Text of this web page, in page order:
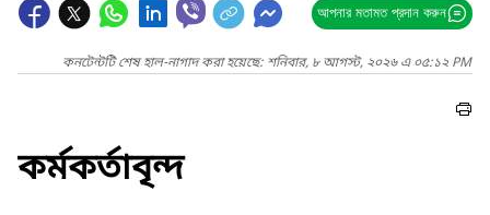
আপনার মতামত প্রদান করুন
কনটেন্টটি শেষ হাল-নাগাদ করা হয়েছে: শনিবার, ৮ আগস্ট, ২০২৬ এ ০৫:১২ PM
কর্মকর্তাবৃন্দ